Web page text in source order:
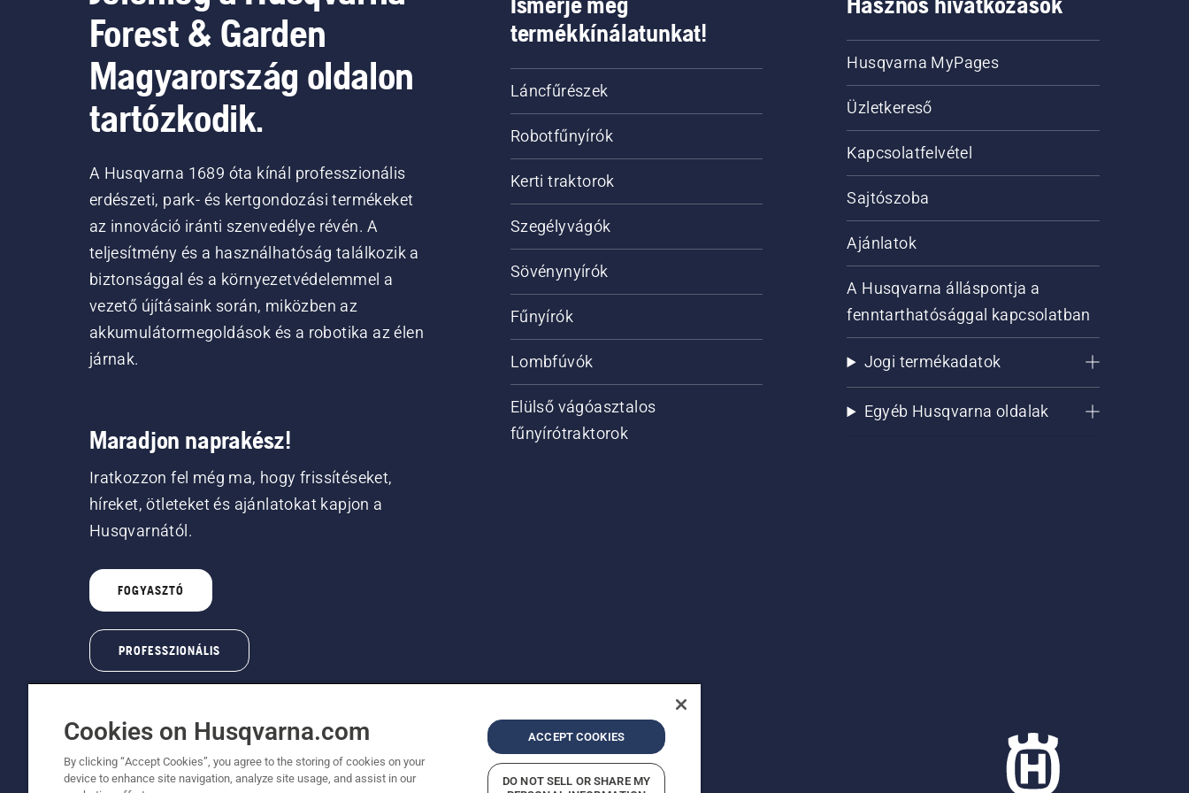
Forest & Garden
Magyarország oldalon
tartózkodik.
A Husqvarna 1689 óta kínál professzionális
erdészeti, park- és kertgondozási termékeket
az innováció iránti szenvedélye révén. A
teljesítmény és a használhatóság találkozik a
biztonsággal és a környezetvédelemmel a
vezető újításaink során, miközben az
akkumulátormegoldások és a robotika az élen
járnak.
Maradjon naprakész!
Iratkozzon fel még ma, hogy frissítéseket,
híreket, ötleteket és ajánlatokat kapjon a
Husqvarnától.
FOGYASZTÓ
PROFESSZIONÁLIS
termékkínálatunkat!
Láncfűrészek
Robotfűnyírók
Kerti traktorok
Szegélyvágók
Sövénynyírók
Fűnyírók
Lombfúvók
Elülső vágóasztalos
fűnyírótraktorok
Husqvarna MyPages
Üzletkereső
Kapcsolatfelvétel
Sajtószoba
Ajánlatok
A Husqvarna álláspontja a
fenntarthatósággal kapcsolatban
Jogi termékadatok
Egyéb Husqvarna oldalak
Cookies on Husqvarna.com
By clicking “Accept Cookies”, you agree to the storing of cookies on your
device to enhance site navigation, analyze site usage, and assist in our
ACCEPT COOKIES
DO NOT SELL OR SHARE MY